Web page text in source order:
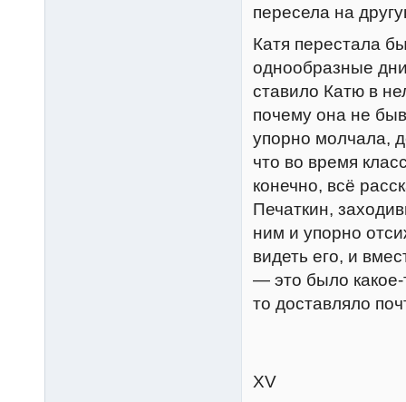
пересела на
Катя перестала
однообразные
ставило Катю в
почему она не
упорно молчала,
что во время
конечно, всё
Печаткин,
ним и упорно
видеть его, и
— это было какое-
то доставляло
XV